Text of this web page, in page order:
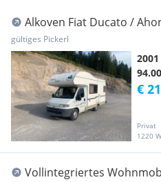
Alkoven Fiat Ducato /
gültiges Pickerl
2001
Privat
1220
€
Vollintegriertes